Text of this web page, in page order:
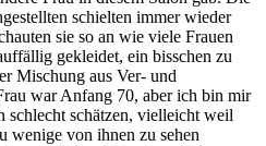
schielten immer wieder
sie so an wie viele Frauen
gekleidet, ein bisschen zu
Mischung aus Ver- und
war Anfang 70, aber ich bin mir
schlecht schätzen, vielleicht weil
wenige von ihnen zu sehen